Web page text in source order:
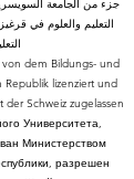
and Science and
in Switzerland
جزء من الجامعة
التعليم والعلوم في
von dem Bildungs- und
Republik lizenziert und
Schweiz zugelassen
Университета,